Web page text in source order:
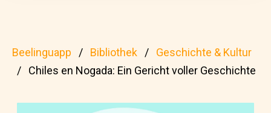
Beelinguapp Bibliothek
Geschichte & Kultur
Chiles en Nogada: Ein Gericht voller Geschichte